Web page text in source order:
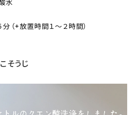
水
分（+放置時間１〜２時間）
そうじ